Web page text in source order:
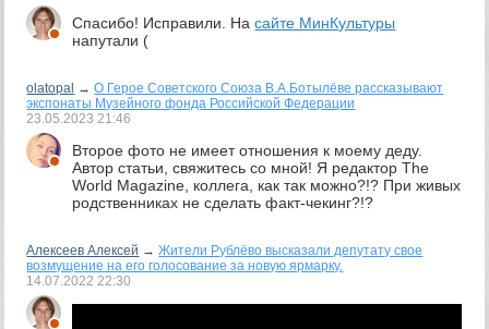
Спасибо! Исправили. Насайте МинКультуры
напутали (
olatopal →О Герое Советского Союза В.А.Ботылёве рассказывают
экспонаты Музейного фонда Российской Федерации
23.05.2023 21:46
Второе фото не имеет отношения к моему деду.
Автор статьи, свяжитесь со мной! Я редактор The
World Magazine, коллега, как так можно?!? При живых
родственниках не сделать факт-чекинг?!?
Алексеев Алексей →Жители Рублёво высказали депутату свое
возмущение на его голосование за новую ярмарку.
14.07.2022 22:30